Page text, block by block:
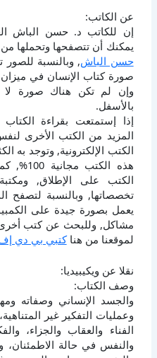
عن الكاتب:
إن للكاتب د. حسن الباش
يمكنك أن تتصفحها وتحملها
حسن الباش, وبالنسبة
صورة كتاب الإنسان في
وإن لم تكن هناك صورة
بالأسفل.
إذا إستمتعت بقراءة
المزيد من الكتب الأخرى
الكتب الإلكترونية, وتوجد به
هذه
الكتب على الإطلاق,
يعمل بصورة جيدة على
مشاكل, وللبحث عن كتب أخرى
لموقعنا من هناكتبي بي دي
نقلا عن ويكيبيديا:
وصف الكتاب:
والجسد الإنساني وصفاته
وعمليات التفكير غير
الفناء والعقاب والجزاء،
والنفس في حالة